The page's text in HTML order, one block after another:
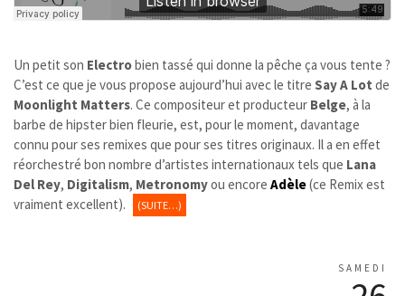
Un petit son Electrobien tassé qui donne la pêche ça vous tente ?
C’est ce que je vous propose aujourd’hui avec le titre Say A Lot de
Moonlight Matters. Ce compositeur et producteur Belge, à la
barbe de hipster bien fleurie, est, pour le moment, davantage
connu pour ses remixes que pour ses titres originaux. Il a en effet
réorchestré bon nombre d’artistes internationaux tels que Lana
Del Rey, Digitalism, Metronomyou encore Adèle(ce Remix est
vraiment excellent).
(SUITE…)
SAMEDI